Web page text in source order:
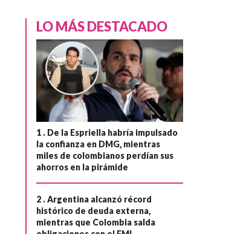
Colombia tendrá
una unidad
flotante de
regasificación en
La Guajira
LO MÁS DESTACADO
1 . De la Espriella habría impulsado
la confianza en DMG, mientras
miles de colombianos perdían sus
ahorros en la pirámide
2 .Argentina alcanzó récord
histórico de deuda externa,
mientras que Colombia salda